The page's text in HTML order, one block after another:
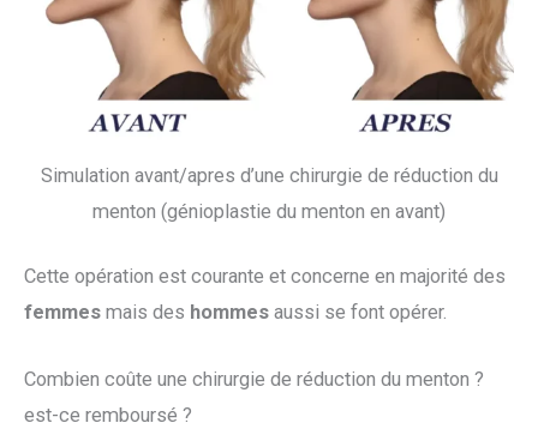
Simulation avant/apres d’une chirurgie de réduction du
menton (génioplastie du menton en avant)
Cette opération est courante et concerne en majorité des
femmes mais des hommes aussi se font opérer.
Combien coûte une chirurgie de réduction du menton ?
est-ce remboursé ?